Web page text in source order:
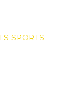
SPORTS